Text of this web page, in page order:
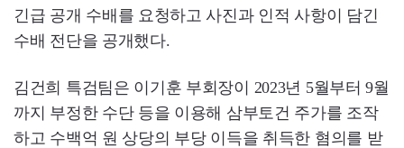
긴급 공개 수배를 요청하고 사진과 인적 사항이 담긴
수배 전단을 공개했다.
김건희 특검팀은 이기훈 부회장이 2023년 5월부터 9월
까지 부정한 수단 등을 이용해 삼부토건 주가를 조작
하고 수백억 원 상당의 부당 이득을 취득한 혐의를 받